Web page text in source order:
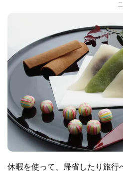
休暇を使って、帰省したり旅行